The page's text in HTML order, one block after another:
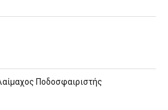
Ποδοσφαιριστής